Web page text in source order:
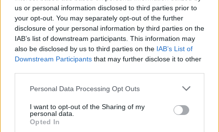
us or personal information disclosed to third parties prior to
your opt-out. You may separately opt-out of the further
disclosure of your personal information by third parties on the
IAB’s list of downstream participants. This information may
also be disclosed by us to third parties on the IAB’s List of
Downstream Participants that may further disclose it to other
Personal Data Processing Opt Outs
I want to opt-out of the Sharing of my
personal data.
Opted In
Awards 2025, ossia la sesta edizione dell’evento ha
celebrato i talenti più amati dalla Gen Z, con 18 milioni
di voti online e una serata esclusiva con i protagonisti
più celebri sponsorizzata dai brand più hot per la Gen
Z. Il gruppo è anche media partner conCornetto
artisti del calibro diAlfa,Alessandra Amoroso e
Baby K
. Da aprile, Webboh è anche su
social web radio di
RDS 100% Grandi Successi, con
Webboh Time